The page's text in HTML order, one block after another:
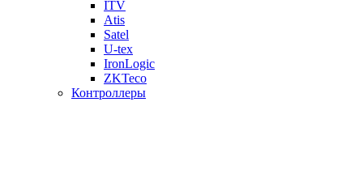
ITV
Atis
Satel
U-tex
IronLogic
ZKTeco
Контроллеры